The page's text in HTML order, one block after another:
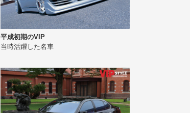
平成初期のVIP
当時活躍した名車